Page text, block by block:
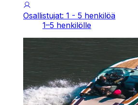
Osallistujat: 1 - 5 henkilöä
1–5 henkilölle